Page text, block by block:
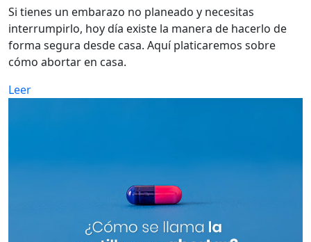
Si tienes un embarazo no planeado y necesitas
interrumpirlo, hoy día existe la manera de hacerlo de
forma segura desde casa. Aquí platicaremos sobre
cómo abortar en casa.
Leer